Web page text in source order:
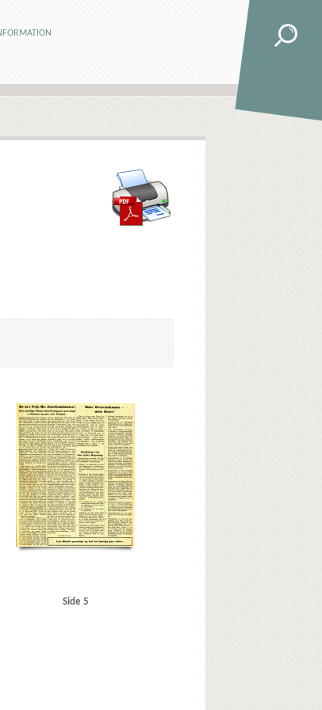
Ekstra Bladet
Goebbels, Joseph Grundloven
Grønland
det danske Jydske Tidende
Jyllands-
Wodschow, Svend K., orlogskaptajn
Lüdke, Erich Læsø
M
Nordland
Rigsdagen, den danske
Storebæltsoverfarten
Strib
Underhuset Ungarn USA
V
Side 5